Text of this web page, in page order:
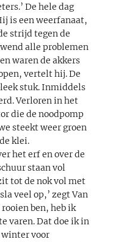
De hele dag
is een weerfanaat,
strijd tegen de
alle problemen
waren de akkers
vertelt hij. De
stuk. Inmiddels
Verloren in het
die de noodpomp
steekt weer groen
klei.
het erf en over de
staan vol
tot de nok vol met
veel op,’ zegt Van
ben, heb ik
varen. Dat doe ik in
winter voor